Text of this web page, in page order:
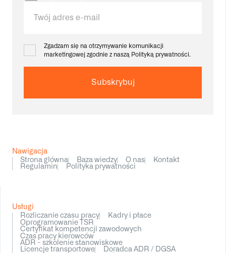
Zgadzam się na otrzymywanie komunikacji
marketingowej zgodnie z naszą Polityką prywatności.
Subskrybuj
Nawigacja
Strona glówna
Baza wiedzy O nas
Kontakt
Regulamin
Polityka prywatności
Usługi
Rozliczanie czasu pracy
Kadry i płace
Oprogramowanie TSR
Certyfikat kompetencji zawodowych
Czas pracy kierowców
ADR - szkolenie stanowiskowe
Licencje transportowe
Doradca ADR / DGSA